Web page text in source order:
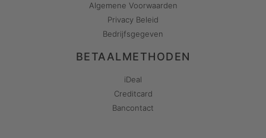
Algemene Voorwaarden
Privacy Beleid
Bedrijfsgegeven
BETAALMETHODEN
iDeal
Creditcard
Bancontact